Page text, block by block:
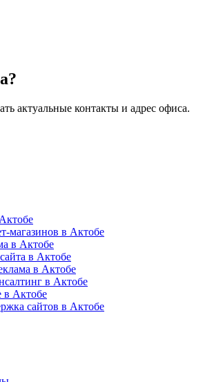
?
актуальные контакты и адрес офиса.
магазинов в Актобе
в Актобе
в Актобе
в Актобе
в Актобе
в Актобе
сайтов в Актобе